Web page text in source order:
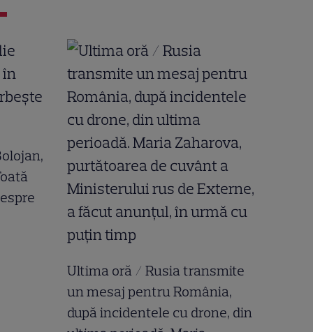
Ultima oră / Rusia transmite
un mesaj pentru România,
după incidentele cu drone, din